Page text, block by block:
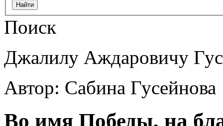
Поиск
Джалилу Аждаровичу
Автор: Сабина Гусейнова
Во имя Победы, на